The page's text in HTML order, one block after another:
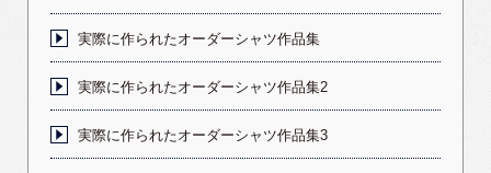
実際に作られたオーダーシャツ作品集
実際に作られたオーダーシャツ作品集2
実際に作られたオーダーシャツ作品集3